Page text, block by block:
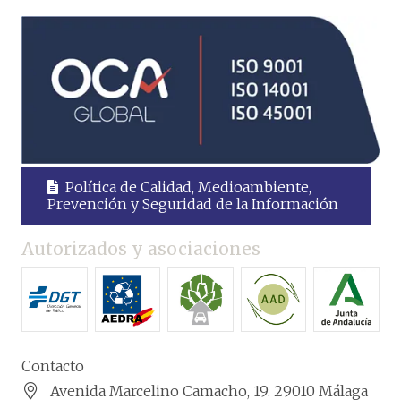
Política de Calidad, Medioambiente,
Prevención y Seguridad de la Información
Autorizados y asociaciones
Contacto
Avenida Marcelino Camacho, 19. 29010 Málaga